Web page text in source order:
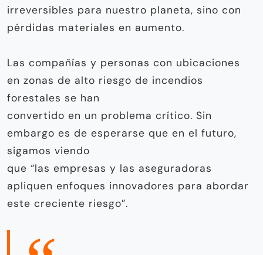
irreversibles para nuestro planeta, sino con
pérdidas materiales en aumento.
Las compañías y personas con ubicaciones
en zonas de alto riesgo de incendios
forestales se han
convertido en un problema crítico. Sin
embargo es de esperarse que en el futuro,
sigamos viendo
que “las empresas y las aseguradoras
apliquen enfoques innovadores para abordar
este creciente riesgo”.